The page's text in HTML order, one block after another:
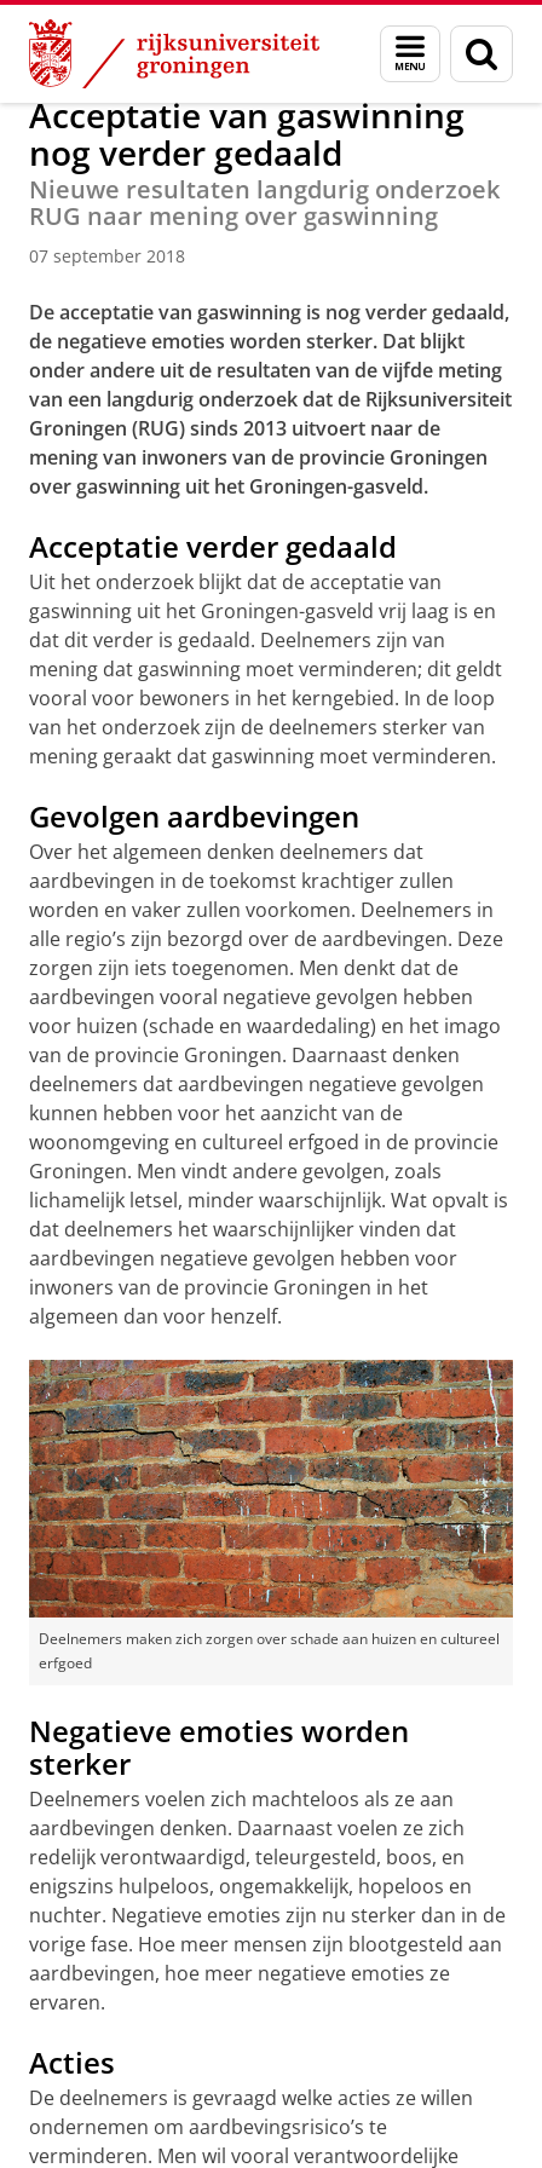
Skip
Content
Skip
Navigation
Menu
en
zoeken
Over ons Actueel Nieuws Nieuwsberichten
Acceptatie van gaswinning
nog verder gedaald
Nieuwe resultaten langdurig onderzoek
RUG naar mening over gaswinning
07 september 2018
De acceptatie van gaswinning is nog verder gedaald,
de negatieve emoties worden sterker. Dat blijkt
onder andere uit de resultaten van de vijfde meting
van een langdurig onderzoek dat de Rijksuniversiteit
Groningen (RUG) sinds 2013 uitvoert naar de
mening van inwoners van de provincie Groningen
over gaswinning uit het Groningen-gasveld.
Acceptatie verder gedaald
Uit het onderzoek blijkt dat de acceptatie van
gaswinning uit het Groningen-gasveld vrij laag is en
dat dit verder is gedaald. Deelnemers zijn van
mening dat gaswinning moet verminderen; dit geldt
vooral voor bewoners in het kerngebied. In de loop
van het onderzoek zijn de deelnemers sterker van
mening geraakt dat gaswinning moet verminderen.
Gevolgen aardbevingen
Over het algemeen denken deelnemers dat
aardbevingen in de toekomst krachtiger zullen
worden en vaker zullen voorkomen. Deelnemers in
alle regio’s zijn bezorgd over de aardbevingen. Deze
zorgen zijn iets toegenomen. Men denkt dat de
aardbevingen vooral negatieve gevolgen hebben
voor huizen (schade en waardedaling) en het imago
van de provincie Groningen. Daarnaast denken
deelnemers dat aardbevingen negatieve gevolgen
kunnen hebben voor het aanzicht van de
woonomgeving en cultureel erfgoed in de provincie
Groningen. Men vindt andere gevolgen, zoals
lichamelijk letsel, minder waarschijnlijk. Wat opvalt is
dat deelnemers het waarschijnlijker vinden dat
aardbevingen negatieve gevolgen hebben voor
inwoners van de provincie Groningen in het
algemeen dan voor henzelf.
Deelnemers maken zich zorgen over schade aan huizen en cultureel
erfgoed
Negatieve emoties worden
sterker
Deelnemers voelen zich machteloos als ze aan
aardbevingen denken. Daarnaast voelen ze zich
redelijk verontwaardigd, teleurgesteld, boos, en
enigszins hulpeloos, ongemakkelijk, hopeloos en
nuchter. Negatieve emoties zijn nu sterker dan in de
vorige fase. Hoe meer mensen zijn blootgesteld aan
aardbevingen, hoe meer negatieve emoties ze
ervaren.
Acties
De deelnemers is gevraagd welke acties ze willen
ondernemen om aardbevingsrisico’s te
verminderen. Men wil vooral verantwoordelijke